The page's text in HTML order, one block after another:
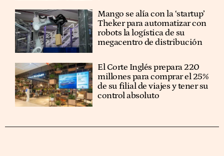
Mango se alía con la ‘startup’
Theker para automatizar con
robots la logística de su
megacentro de distribución
El Corte Inglés prepara 220
millones para comprar el 25%
de su filial de viajes y tener su
control absoluto